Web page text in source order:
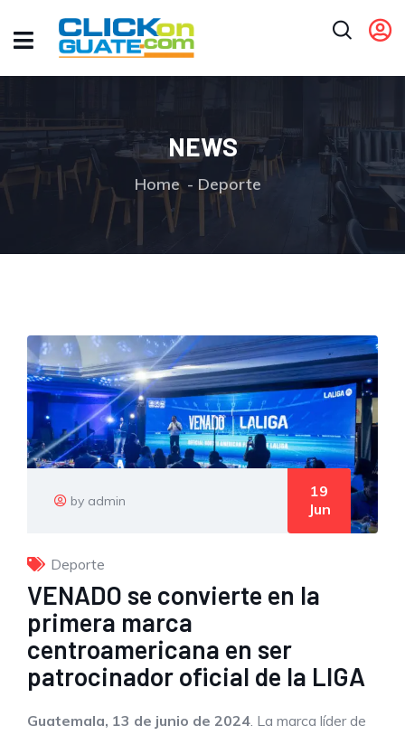
NEWS
Home Deporte
by admin
19
Jun
Deporte
VENADO se convierte en la
primera marca
centroamericana en ser
patrocinador oficial de la LIGA
Guatemala, 13 de junio de 2024 . La marca líder de